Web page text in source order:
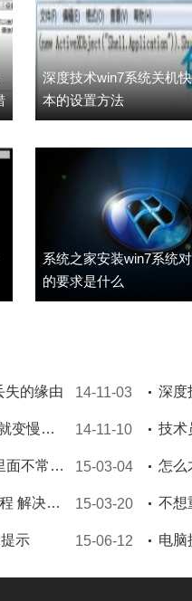
深度技术win7系统关机
本的设置方法
系统之家安装win7系统
的要求是什么
失的缘由 14-11-03
windows Office安装完win7系统就变慢的解决方案 14-11-10
如何删除windows7纯净版系统里面不常使用的系统组件 15-03-04
win7 sp1纯净版系统字体安装教程 解决字体无法安装的问题 15-03-20
示 15-06-12